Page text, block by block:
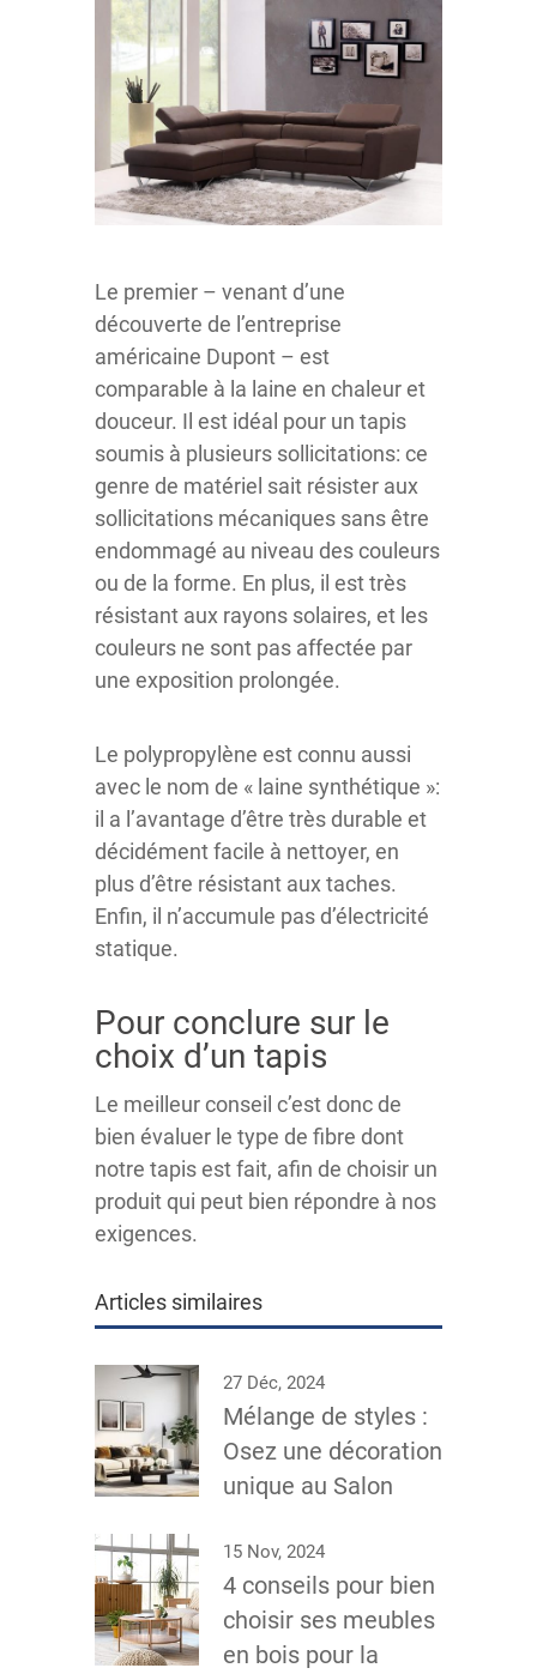
Le premier – venant d’une
découverte de l’entreprise
américaine Dupont – est
comparable à la laine en chaleur et
douceur. Il est idéal pour un tapis
soumis à plusieurs sollicitations: ce
genre de matériel sait résister aux
sollicitations mécaniques sans être
endommagé au niveau des couleurs
ou de la forme. En plus, il est très
résistant aux rayons solaires, et les
couleurs ne sont pas affectée par
une exposition prolongée.
Le polypropylène est connu aussi
avec le nom de « laine synthétique »:
il a l’avantage d’être très durable et
décidément facile à nettoyer, en
plus d’être résistant aux taches.
Enfin, il n’accumule pas d’électricité
statique.
Pour conclure sur le
choix d’un tapis
Le meilleur conseil c’est donc de
bien évaluer le type de fibre dont
notre tapis est fait, afin de choisir un
produit qui peut bien répondre à nos
exigences.
Articles similaires
27 Déc, 2024
Mélange de styles :
Osez une décoration
unique au Salon
15 Nov, 2024
4 conseils pour bien
choisir ses meubles
en bois pour la